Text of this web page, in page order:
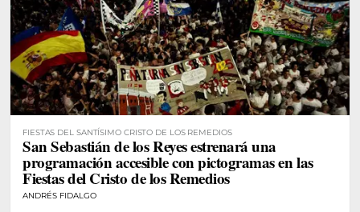
FIESTAS DEL SANTÍSIMO CRISTO DE LOS REMEDIOS
San Sebastián de los Reyes estrenará una
programación accesible con pictogramas en las
Fiestas del Cristo de los Remedios
ANDRÉS FIDALGO